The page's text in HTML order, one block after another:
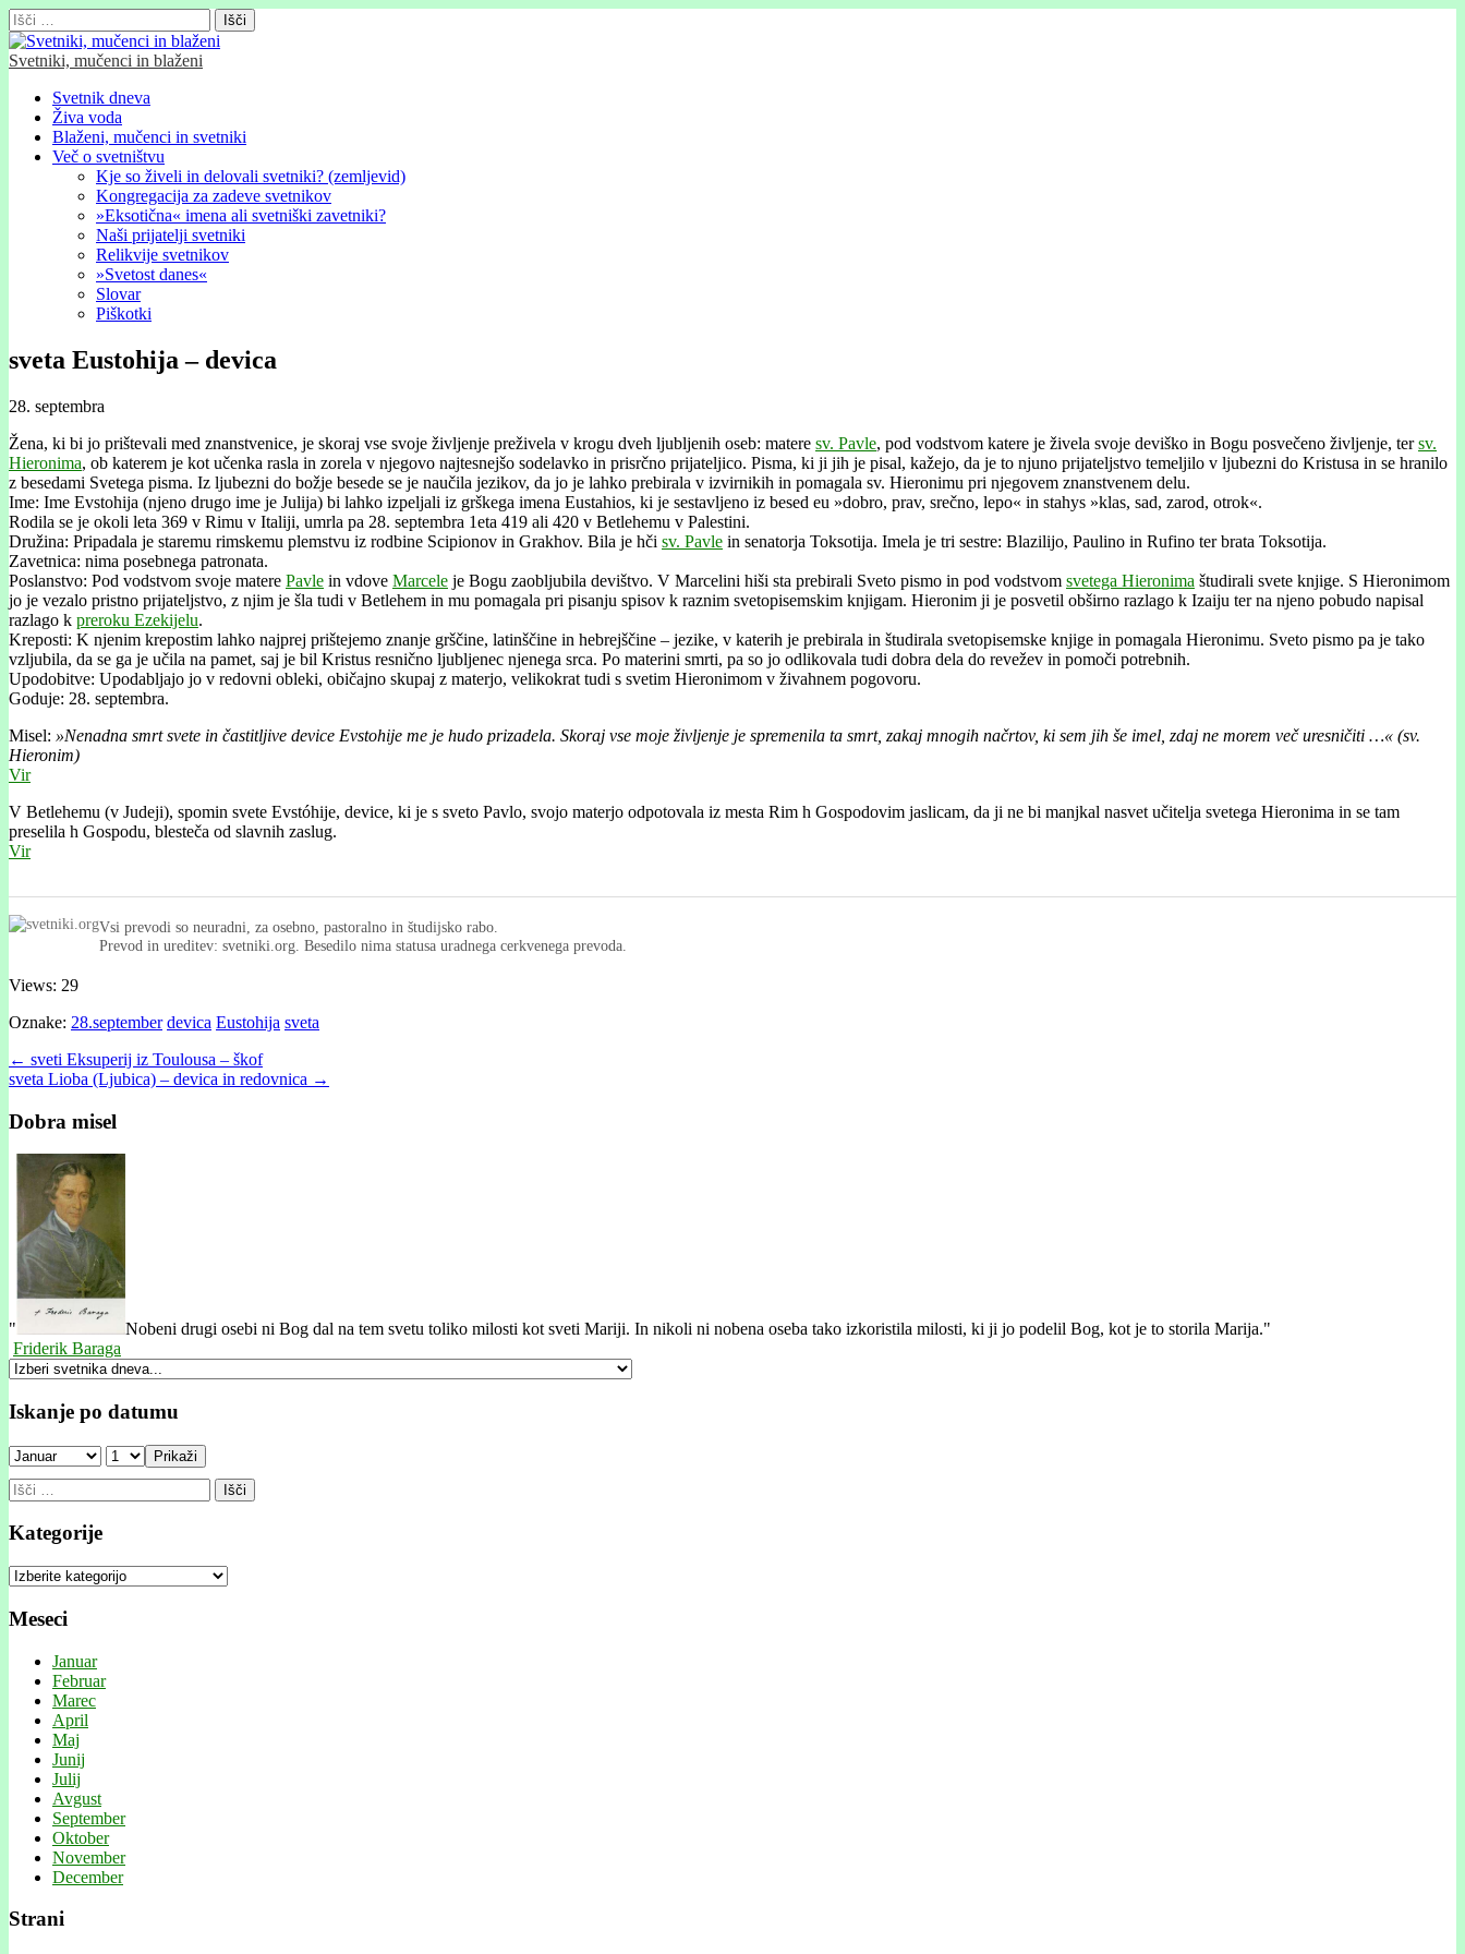
Išči:
Svetniki, mučenci in blaženi
Glavni
meni
Skip
content
Svetnik dneva
Živa voda
Blaženi, mučenci in svetniki
Več o svetništvu
Kje so živeli in delovali svetniki? (zemljevid)
Kongregacija za zadeve svetnikov
»Eksotična« imena ali svetniški zavetniki?
Naši prijatelji svetniki
Relikvije svetnikov
»Svetost danes«
Slovar
Piškotki
sveta Eustohija – devica
28. septembra
Žena, ki bi jo prištevali med znanstvenice, je skoraj vse svoje življenje preživela v krogu dveh ljubljenih oseb: matere sv. Pavle, pod vodstvom katere je živela svoje deviško in Bogu posvečeno življenje, tersv.
Hieronima, ob katerem je kot učenka rasla in zorela v njegovo najtesnejšo sodelavko in prisrčno prijateljico. Pisma, ki ji jih je pisal, kažejo, da je to njuno prijateljstvo temeljilo v ljubezni do Kristusa in se hranilo
z besedami Svetega pisma. Iz ljubezni do božje besede se je naučila jezikov, da jo je lahko prebirala v izvirnikih in pomagala sv. Hieronimu pri njegovem znanstvenem delu.
Ime: Ime Evstohija (njeno drugo ime je Julija) bi lahko izpeljali iz grškega imena Eustahios, ki je sestavljeno iz besed eu »dobro, prav, srečno, lepo« in stahys »klas, sad, zarod, otrok«.
Rodila se je okoli leta 369 v Rimu v Italiji, umrla pa 28. septembra 1eta 419 ali 420 v Betlehemu v Palestini.
Družina: Pripadala je staremu rimskemu plemstvu iz rodbine Scipionov in Grakhov. Bila je hči sv. Pavle in senatorja Toksotija. Imela je tri sestre: Blazilijo, Paulino in Rufino ter brata Toksotija.
Zavetnica: nima posebnega patronata.
Poslanstvo: Pod vodstvom svoje matere Pavle in vdove Marcele je Bogu zaobljubila devištvo. V Marcelini hiši sta prebirali Sveto pismo in pod vodstvom svetega Hieronima študirali svete knjige. S Hieronimom
jo je vezalo pristno prijateljstvo, z njim je šla tudi v Betlehem in mu pomagala pri pisanju spisov k raznim svetopisemskim knjigam. Hieronim ji je posvetil obširno razlago k Izaiju ter na njeno pobudo napisal
razlago k preroku Ezekijelu.
Kreposti: K njenim krepostim lahko najprej prištejemo znanje grščine, latinščine in hebrejščine – jezike, v katerih je prebirala in študirala svetopisemske knjige in pomagala Hieronimu. Sveto pismo pa je tako
vzljubila, da se ga je učila na pamet, saj je bil Kristus resnično ljubljenec njenega srca. Po materini smrti, pa so jo odlikovala tudi dobra dela do revežev in pomoči potrebnih.
Upodobitve: Upodabljajo jo v redovni obleki, običajno skupaj z materjo, velikokrat tudi s svetim Hieronimom v živahnem pogovoru.
Goduje: 28. septembra.
Misel: »Nenadna smrt svete in častitljive device Evstohije me je hudo prizadela. Skoraj vse moje življenje je spremenila ta smrt, zakaj mnogih načrtov, ki sem jih še imel, zdaj ne morem več uresničiti …« (sv.
Hieronim)
Vir
V Betlehemu (v Judeji), spomin svete Evstóhije, device, ki je s sveto Pavlo, svojo materjo odpotovala iz mesta Rim h Gospodovim jaslicam, da ji ne bi manjkal nasvet učitelja svetega Hieronima in se tam
preselila h Gospodu, blesteča od slavnih zaslug.
Vir
Vsi prevodi so neuradni, za osebno, pastoralno in študijsko rabo.
Prevod in ureditev: svetniki.org. Besedilo nima statusa uradnega cerkvenega prevoda.
Views: 29
Oznake: 28.september devica Eustohija sveta
Post
navigation
← sveti Eksuperij iz Toulousa – škof
sveta Lioba (Ljubica) – devica in redovnica →
Dobra misel
"
Nobeni drugi osebi ni Bog dal na tem svetu toliko milosti kot sveti Mariji. In nikoli ni nobena oseba tako izkoristila milosti, ki ji jo podelil Bog, kot je to storila Marija."
Friderik Baraga
Iskanje po datumu
Prikaži
Išči:
Kategorije
Kategorije
Meseci
Januar
Februar
Marec
April
Maj
Junij
Julij
Avgust
September
Oktober
November
December
Strani